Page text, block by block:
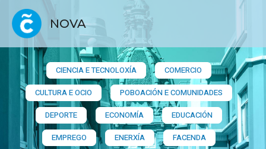
NOVA
CIENCIA E TECNOLOXÍA
COMERCIO
CULTURA E OCIO
POBOACIÓN E COMUNIDADES
DEPORTE
ECONOMÍA
EDUCACIÓN
EMPREGO
ENERXÍA
FACENDA